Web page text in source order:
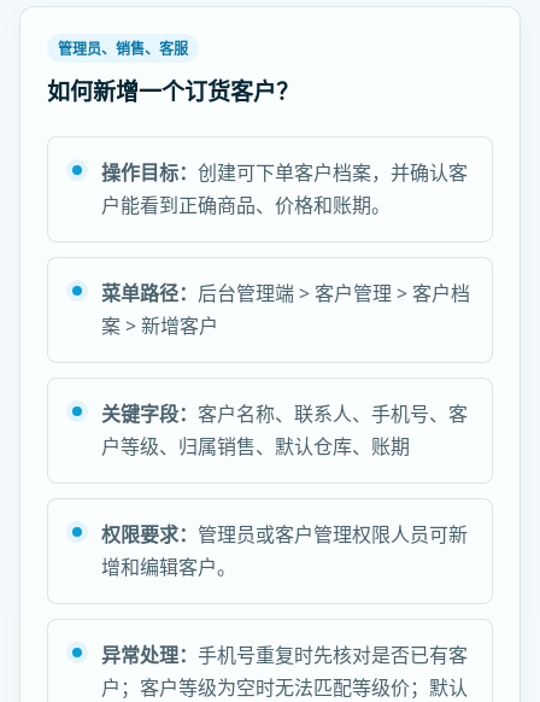
管理员、销售、客服
如何新增一个订货客户？
操作目标： 创建可下单客户档案，并确认客
户能看到正确商品、价格和账期。
菜单路径： 后台管理端 > 客户管理 > 客户档
案 > 新增客户
关键字段： 客户名称、联系人、手机号、客
户等级、归属销售、默认仓库、账期
权限要求： 管理员或客户管理权限人员可新
增和编辑客户。
异常处理： 手机号重复时先核对是否已有客
户；客户等级为空时无法匹配等级价；默认